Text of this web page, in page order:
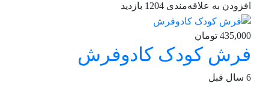
افزودن به علاقه‌مندی 1204 بازدید
435,000 تومان
فرش کودک کادوفرش
6 سال قبل